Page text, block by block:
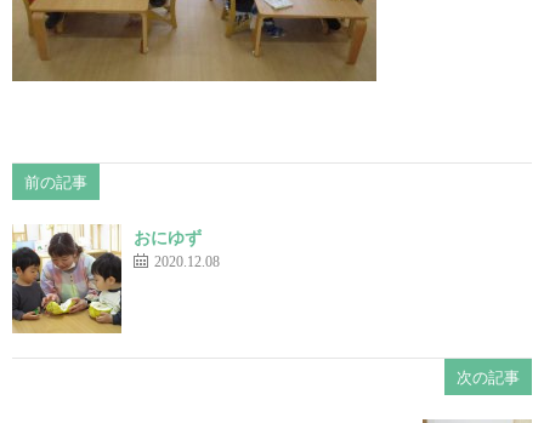
前の記事
おにゆず
2020.12.08
次の記事